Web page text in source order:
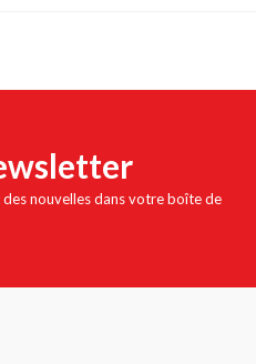
nouvelles dans votre boîte de